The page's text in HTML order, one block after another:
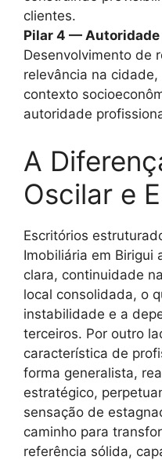
clientes.
Pilar 4 —
Desenvolvimento de
relevância na
contexto
autoridade
A
Oscilar e
Escritórios
Imobiliária em Birigui
clara, continuidade
local consolidada, o
instabilidade e a
terceiros. Por outro
característica de
forma generalista,
estratégico,
sensação de
caminho para
referência sólida,